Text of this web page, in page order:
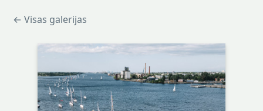
← Visas galerijas